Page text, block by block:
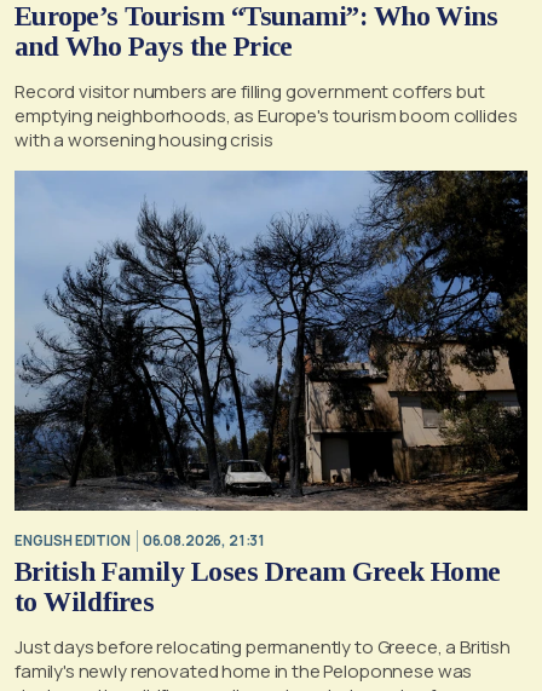
Europe’s Tourism “Tsunami”: Who Wins
and Who Pays the Price
Record visitor numbers are filling government coffers but
emptying neighborhoods, as Europe's tourism boom collides
with a worsening housing crisis
ENGLISH EDITION 06.08.2026, 21:31
British Family Loses Dream Greek Home
to Wildfires
Just days before relocating permanently to Greece, a British
family's newly renovated home in the Peloponnese was